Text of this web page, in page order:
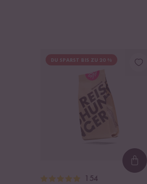
DU SPARST BIS ZU 20 %
154